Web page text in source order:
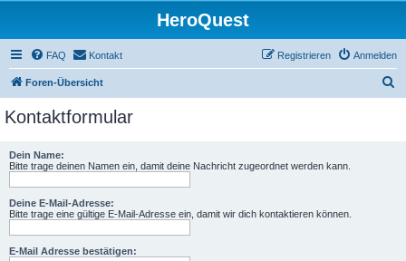
HeroQuest
FAQ Kontakt Anmelden
Registrieren
Foren-Übersicht
Kontaktformular
Dein Name:
Bitte trage deinen Namen ein, damit deine Nachricht zugeordnet werden kann.
Deine E-Mail-Adresse:
Bitte trage eine gültige E-Mail-Adresse ein, damit wir dich kontaktieren können.
E-Mail Adresse bestätigen: